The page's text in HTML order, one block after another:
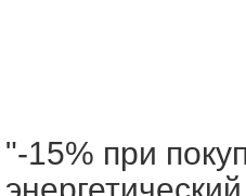
"-15% при